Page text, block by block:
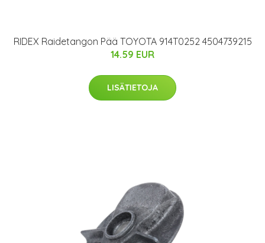
RIDEX Raidetangon Pää TOYOTA 914T0252 4504739215
14.59 EUR
LISÄTIETOJA